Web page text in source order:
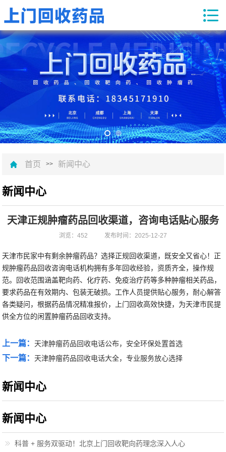
首页 >> 新闻中心
新闻中心
天津正规肿瘤药品回收渠道，咨询电话贴心服务
浏览：452 发布时间：2025-12-27
天津市民家中有剩余肿瘤药品？选择正规回收渠道，既安全又省心！正
规肿瘤药品回收咨询电话机构拥有多年回收经验，资质齐全，操作规
范。回收范围涵盖靶向药、化疗药、免疫治疗药等多种肿瘤相关药品，
要求药品在有效期内、包装无破损。工作人员提供贴心服务，耐心解答
各类疑问，根据药品情况精准报价，上门回收高效快捷，为天津市民提
供全方位的闲置肿瘤药品回收支持。
上一篇： 天津肿瘤药品回收电话公布，安全环保处置首选
下一篇： 天津肿瘤药品回收电话大全，专业服务放心选择
新闻中心
新闻中心
科普 + 服务双驱动！北京上门回收靶向药理念深入人心